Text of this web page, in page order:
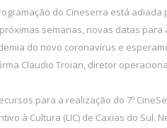
do Cineserra está
semanas, novas datas
do novo coronavírus e
Claudio Troian, diretor
para a realização do 7º
à Cultura (LIC) de Caxias do